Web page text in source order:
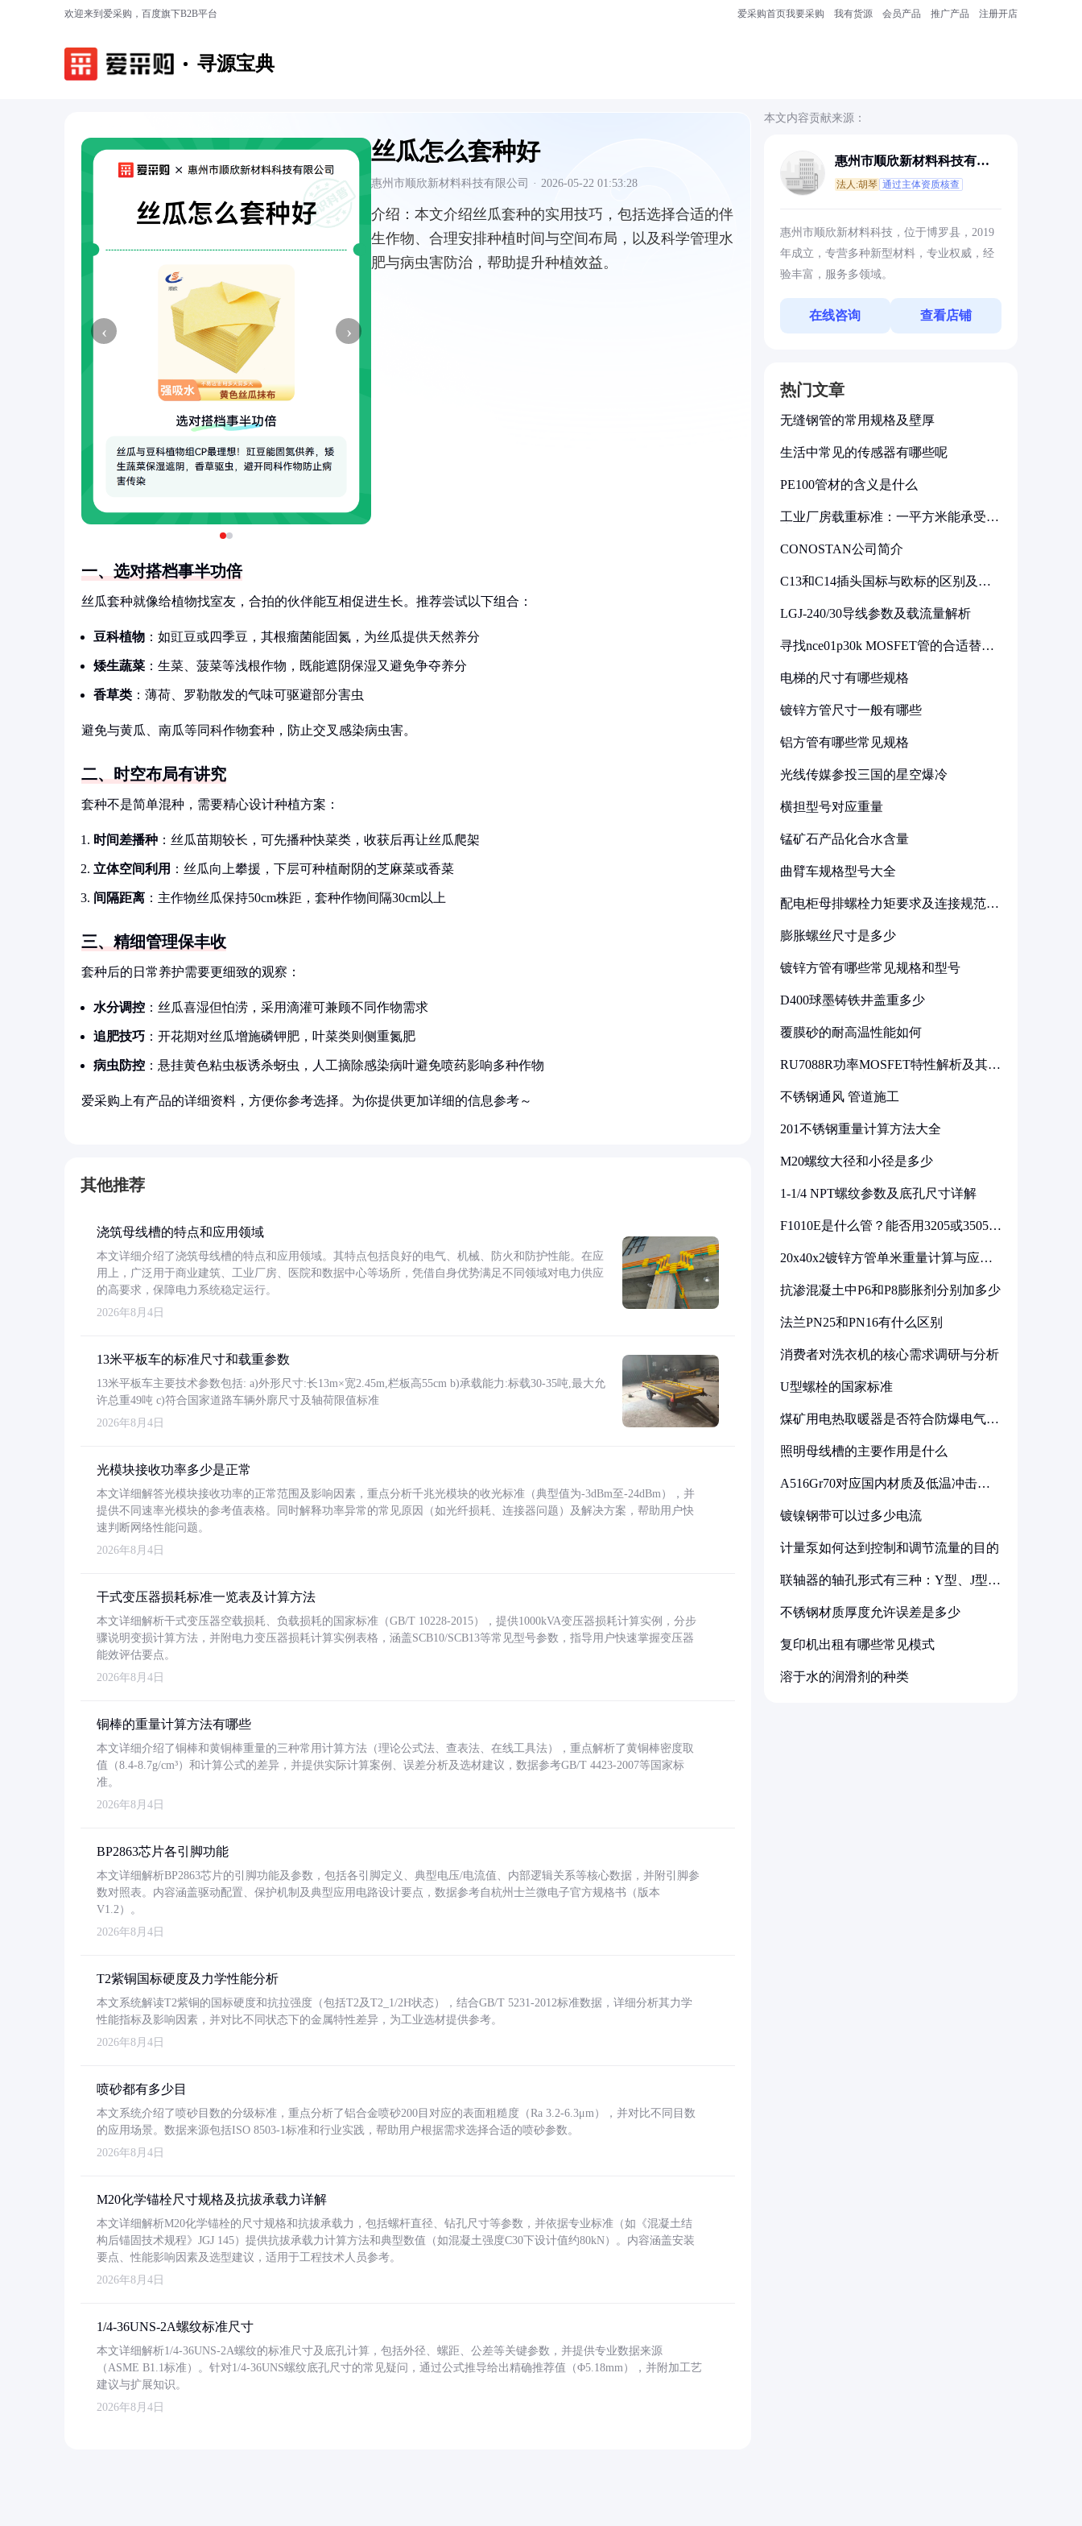
欢迎来到爱采购，百度旗下B2B平台 爱采购首页我要采购 我有货源 会员产品 推广产品 注册开店
寻源宝典
‹ ›
丝瓜怎么套种好
惠州市顺欣新材料科技有限公司 · 2026-05-22 01:53:28
介绍： 本文介绍丝瓜套种的实用技巧，包括选择合适的伴
生作物、合理安排种植时间与空间布局，以及科学管理水
肥与病虫害防治，帮助提升种植效益。
一、选对搭档事半功倍
丝瓜套种就像给植物找室友，合拍的伙伴能互相促进生长。推荐尝试以下组合：
豆科植物 ：如豇豆或四季豆，其根瘤菌能固氮，为丝瓜提供天然养分
矮生蔬菜 ：生菜、菠菜等浅根作物，既能遮阴保湿又避免争夺养分
香草类 ：薄荷、罗勒散发的气味可驱避部分害虫
避免与黄瓜、南瓜等同科作物套种，防止交叉感染病虫害。
二、时空布局有讲究
套种不是简单混种，需要精心设计种植方案：
时间差播种 ：丝瓜苗期较长，可先播种快菜类，收获后再让丝瓜爬架
立体空间利用 ：丝瓜向上攀援，下层可种植耐阴的芝麻菜或香菜
间隔距离 ：主作物丝瓜保持50cm株距，套种作物间隔30cm以上
三、精细管理保丰收
套种后的日常养护需要更细致的观察：
水分调控 ：丝瓜喜湿但怕涝，采用滴灌可兼顾不同作物需求
追肥技巧 ：开花期对丝瓜增施磷钾肥，叶菜类则侧重氮肥
病虫防控 ：悬挂黄色粘虫板诱杀蚜虫，人工摘除感染病叶避免喷药影响多种作物
爱采购上有产品的详细资料，方便你参考选择。为你提供更加详细的信息参考～
其他推荐
浇筑母线槽的特点和应用领域
本文详细介绍了浇筑母线槽的特点和应用领域。其特点包括良好的电气、机械、防火和防护性能。在应
用上，广泛用于商业建筑、工业厂房、医院和数据中心等场所，凭借自身优势满足不同领域对电力供应
的高要求，保障电力系统稳定运行。
2026年8月4日
13米平板车的标准尺寸和载重参数
13米平板车主要技术参数包括: a)外形尺寸:长13m×宽2.45m,栏板高55cm b)承载能力:标载30-35吨,最大允
许总重49吨 c)符合国家道路车辆外廓尺寸及轴荷限值标准
2026年8月4日
光模块接收功率多少是正常
本文详细解答光模块接收功率的正常范围及影响因素，重点分析千兆光模块的收光标准（典型值为-3dBm至-24dBm），并
提供不同速率光模块的参考值表格。同时解释功率异常的常见原因（如光纤损耗、连接器问题）及解决方案，帮助用户快
速判断网络性能问题。
2026年8月4日
干式变压器损耗标准一览表及计算方法
本文详细解析干式变压器空载损耗、负载损耗的国家标准（GB/T 10228-2015），提供1000kVA变压器损耗计算实例，分步
骤说明变损计算方法，并附电力变压器损耗计算实例表格，涵盖SCB10/SCB13等常见型号参数，指导用户快速掌握变压器
能效评估要点。
2026年8月4日
铜棒的重量计算方法有哪些
本文详细介绍了铜棒和黄铜棒重量的三种常用计算方法（理论公式法、查表法、在线工具法），重点解析了黄铜棒密度取
值（8.4-8.7g/cm³）和计算公式的差异，并提供实际计算案例、误差分析及选材建议，数据参考GB/T 4423-2007等国家标
准。
2026年8月4日
BP2863芯片各引脚功能
本文详细解析BP2863芯片的引脚功能及参数，包括各引脚定义、典型电压/电流值、内部逻辑关系等核心数据，并附引脚参
数对照表。内容涵盖驱动配置、保护机制及典型应用电路设计要点，数据参考自杭州士兰微电子官方规格书（版本
V1.2）。
2026年8月4日
T2紫铜国标硬度及力学性能分析
本文系统解读T2紫铜的国标硬度和抗拉强度（包括T2及T2_1/2H状态），结合GB/T 5231-2012标准数据，详细分析其力学
性能指标及影响因素，并对比不同状态下的金属特性差异，为工业选材提供参考。
2026年8月4日
喷砂都有多少目
本文系统介绍了喷砂目数的分级标准，重点分析了铝合金喷砂200目对应的表面粗糙度（Ra 3.2-6.3μm），并对比不同目数
的应用场景。数据来源包括ISO 8503-1标准和行业实践，帮助用户根据需求选择合适的喷砂参数。
2026年8月4日
M20化学锚栓尺寸规格及抗拔承载力详解
本文详细解析M20化学锚栓的尺寸规格和抗拔承载力，包括螺杆直径、钻孔尺寸等参数，并依据专业标准（如《混凝土结
构后锚固技术规程》JGJ 145）提供抗拔承载力计算方法和典型数值（如混凝土强度C30下设计值约80kN）。内容涵盖安装
要点、性能影响因素及选型建议，适用于工程技术人员参考。
2026年8月4日
1/4-36UNS-2A螺纹标准尺寸
本文详细解析1/4-36UNS-2A螺纹的标准尺寸及底孔计算，包括外径、螺距、公差等关键参数，并提供专业数据来源
（ASME B1.1标准）。针对1/4-36UNS螺纹底孔尺寸的常见疑问，通过公式推导给出精确推荐值（Φ5.18mm），并附加工艺
建议与扩展知识。
2026年8月4日
本文内容贡献来源：
惠州市顺欣新材料科技有限
法人:胡琴 通过主体资质核查
惠州市顺欣新材料科技，位于博罗县，2019
年成立，专营多种新型材料，专业权威，经
验丰富，服务多领域。
在线咨询 查看店铺
热门文章
无缝钢管的常用规格及壁厚
生活中常见的传感器有哪些呢
PE100管材的含义是什么
工业厂房载重标准：一平方米能承受多
CONOSTAN公司简介
C13和C14插头国标与欧标的区别及其
LGJ-240/30导线参数及载流量解析
寻找nce01p30k MOSFET管的合适替代
电梯的尺寸有哪些规格
镀锌方管尺寸一般有哪些
铝方管有哪些常见规格
光线传媒参投三国的星空爆冷
横担型号对应重量
锰矿石产品化合水含量
曲臂车规格型号大全
配电柜母排螺栓力矩要求及连接规范详
膨胀螺丝尺寸是多少
镀锌方管有哪些常见规格和型号
D400球墨铸铁井盖重多少
覆膜砂的耐高温性能如何
RU7088R功率MOSFET特性解析及其在
不锈钢通风 管道施工
201不锈钢重量计算方法大全
M20螺纹大径和小径是多少
1-1/4 NPT螺纹参数及底孔尺寸详解
F1010E是什么管？能否用3205或3505代
20x40x2镀锌方管单米重量计算与应用
抗渗混凝土中P6和P8膨胀剂分别加多少
法兰PN25和PN16有什么区别
消费者对洗衣机的核心需求调研与分析
U型螺栓的国家标准
煤矿用电热取暖器是否符合防爆电气设
照明母线槽的主要作用是什么
A516Gr70对应国内材质及低温冲击要
镀镍钢带可以过多少电流
计量泵如何达到控制和调节流量的目的
联轴器的轴孔形式有三种：Y型、J型、
不锈钢材质厚度允许误差是多少
复印机出租有哪些常见模式
溶于水的润滑剂的种类